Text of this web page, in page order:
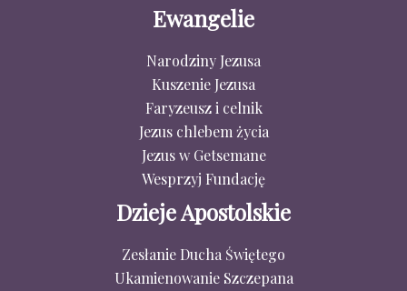
Ewangelie
Narodziny Jezusa
Kuszenie Jezusa
Faryzeusz i celnik
Jezus chlebem życia
Jezus w Getsemane
Wesprzyj Fundację
Dzieje Apostolskie
Zesłanie Ducha Świętego
Ukamienowanie Szczepana